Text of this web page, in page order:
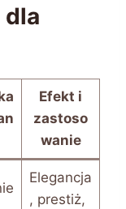
dla
Efekt i
zastoso
wanie
Elegancja
, prestiż,